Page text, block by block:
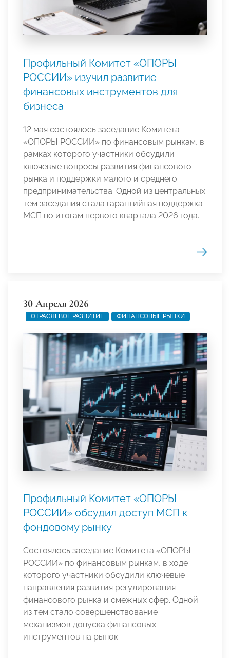
Профильный Комитет «ОПОРЫ
РОССИИ» изучил развитие
финансовых инструментов для
бизнеса
12 мая состоялось заседание Комитета
«ОПОРЫ РОССИИ» по финансовым рынкам, в
рамках которого участники обсудили
ключевые вопросы развития финансового
рынка и поддержки малого и среднего
предпринимательства. Одной из центральных
тем заседания стала гарантийная поддержка
МСП по итогам первого квартала 2026 года.
30 Апреля 2026
ОТРАСЛЕВОЕ РАЗВИТИЕ ФИНАНСОВЫЕ РЫНКИ
Профильный Комитет «ОПОРЫ
РОССИИ» обсудил доступ МСП к
фондовому рынку
Состоялось заседание Комитета «ОПОРЫ
РОССИИ» по финансовым рынкам, в ходе
которого участники обсудили ключевые
направления развития регулирования
финансового рынка и смежных сфер. Одной
из тем стало совершенствование
механизмов допуска финансовых
инструментов на рынок.